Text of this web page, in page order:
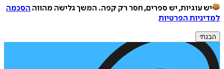
יש עוגיות, יש ספרים, חסר רק קפה. המשך גלישה מהווה הסכמה
למדיניות הפרטיות
הבנתי